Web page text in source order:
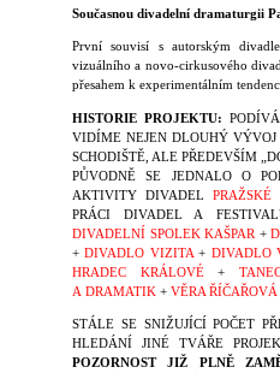
Současnou divadelní dramaturgii
První souvisí s autorským
vizuálního a novo-cirkusového
přesahem k experimentálním
HISTORIE PROJEKTU:
VIDÍME NEJEN DLOUHÝ VÝVOJ
SCHODIŠTĚ, ALE PŘEDEVŠÍM
PŮVODNĚ SE JEDNALO O
AKTIVITY DIVADEL PRAŽSKÉ
PRÁCI DIVADEL A FESTIVAL
DIVADELNÍ SPOLEK KAŠPAR +
+DIVADLO VIZITA+ DIVADLO
HRADEC KRÁLOVÉ+
A DRAMATIK + VĚRA
STÁLE SE SNIŽUJÍCÍ POČET
HLEDÁNÍ JINÉ TVÁŘE
POZORNOST JIŽ PLNĚ